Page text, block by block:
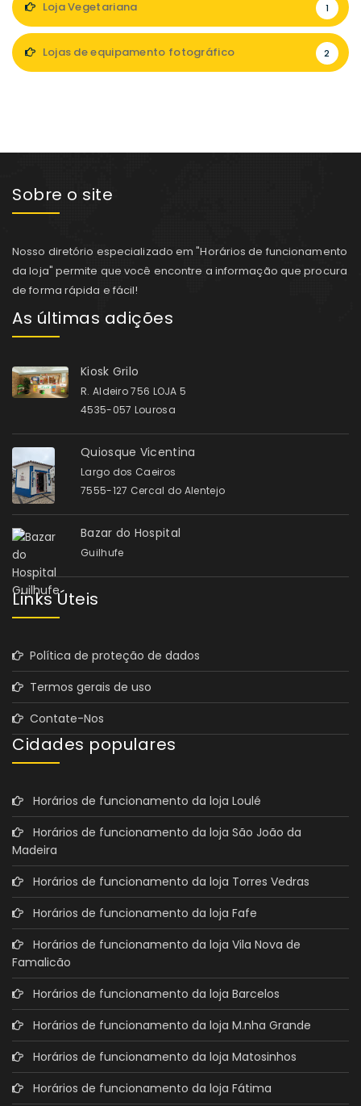
Loja Vegetariana 1
Lojas de equipamento fotográfico 2
Sobre o site
Nosso diretório especializado em "Horários de funcionamento
da loja" permite que você encontre a informação que procura
de forma rápida e fácil!
As últimas adições
Kiosk Grilo
R. Aldeiro 756 LOJA 5
4535-057 Lourosa
Quiosque Vicentina
Largo dos Caeiros
7555-127 Cercal do Alentejo
Bazar do Hospital
Guilhufe
Links Úteis
Política de proteção de dados
Termos gerais de uso
Contate-Nos
Cidades populares
Horários de funcionamento da loja Loulé
Horários de funcionamento da loja São João da
Madeira
Horários de funcionamento da loja Torres Vedras
Horários de funcionamento da loja Fafe
Horários de funcionamento da loja Vila Nova de
Famalicão
Horários de funcionamento da loja Barcelos
Horários de funcionamento da loja M.nha Grande
Horários de funcionamento da loja Matosinhos
Horários de funcionamento da loja Fátima